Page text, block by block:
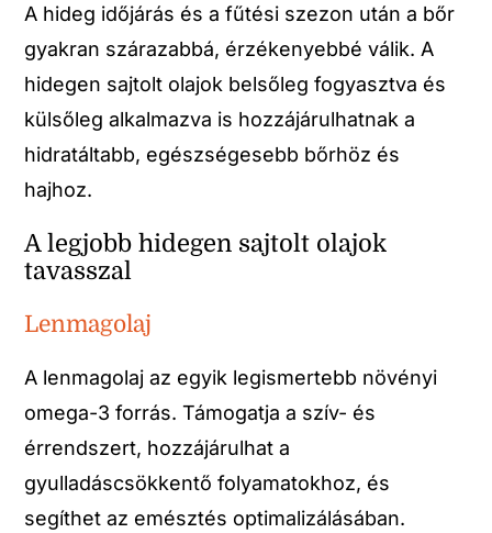
A hideg időjárás és a fűtési szezon után a bőr
gyakran szárazabbá, érzékenyebbé válik. A
hidegen sajtolt olajok belsőleg fogyasztva és
külsőleg alkalmazva is hozzájárulhatnak a
hidratáltabb, egészségesebb bőrhöz és
hajhoz.
A legjobb hidegen sajtolt olajok
tavasszal
Lenmagolaj
A lenmagolaj az egyik legismertebb növényi
omega-3 forrás. Támogatja a szív- és
érrendszert, hozzájárulhat a
gyulladáscsökkentő folyamatokhoz, és
segíthet az emésztés optimalizálásában.